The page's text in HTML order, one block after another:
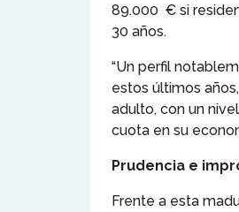
89.000 € si
30 años.
“Un perfil
estos últimos
adulto, con un
cuota en su
Prudencia e
Frente a esta